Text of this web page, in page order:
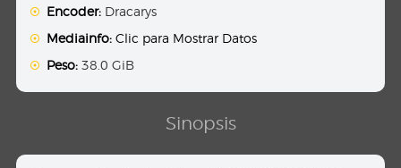
Encoder: Dracarys
Mediainfo: Clic para Mostrar Datos
Peso: 38.0 GiB
Sinopsis